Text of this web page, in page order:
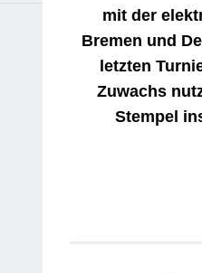
mit der
Bremen und
letzten
Zuwachs
Stempel